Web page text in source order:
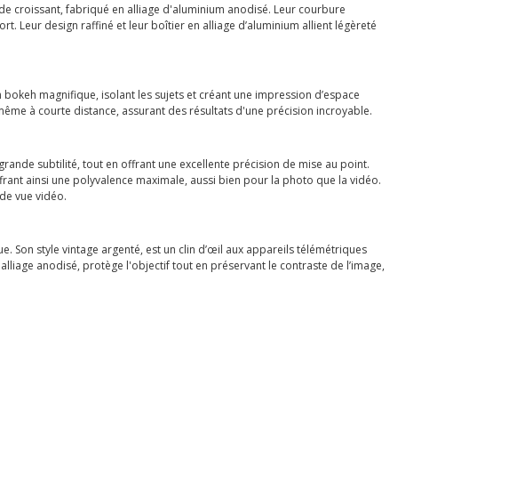
croissant, fabriqué en alliage d'aluminium anodisé. Leur courbure
Leur design raffiné et leur boîtier en alliage d’aluminium allient légèreté
magnifique, isolant les sujets et créant une impression d’espace
à courte distance, assurant des résultats d'une précision incroyable.
subtilité, tout en offrant une excellente précision de mise au point.
ainsi une polyvalence maximale, aussi bien pour la photo que la vidéo.
vue vidéo.
Son style vintage argenté, est un clin d’œil aux appareils télémétriques
anodisé, protège l'objectif tout en préservant le contraste de l’image,